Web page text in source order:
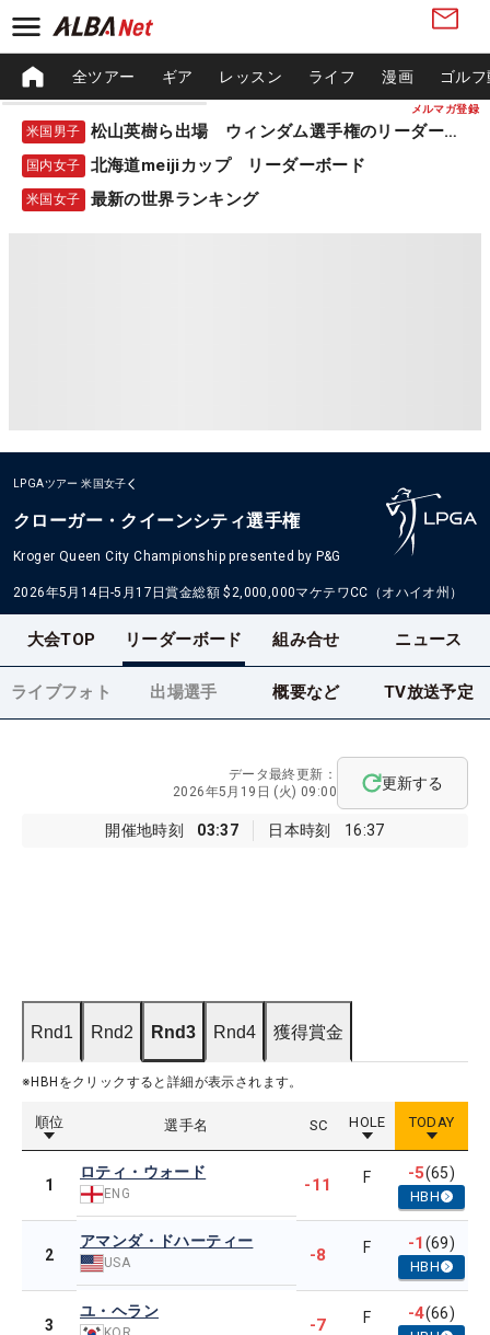
メルマガ登録
全ツアー ギア レッスン ライフ 漫画 ゴル
米国男子 松山英樹ら出場 ウィンダム選手権のリーダーボード
国内女子 北海道meijiカップ リーダーボード
米国女子 最新の世界ランキング
LPGAツアー 米国女子
クローガー・クイーンシティ選手権
Kroger Queen City Championship presented by P&G
2026年5月14日-5月17日賞金総額 $2,000,000マケテワCC（オハイオ州）
大会TOP リーダーボード 組み合せ ニュース
ライブフォト 出場選手 概要など TV放送予定
開催地時刻 03:37 日本時刻 16:37
データ最終更新：
2026年5月19日 (火) 09:00
更新する
Rnd1 Rnd2 Rnd3 Rnd4 獲得賞金
※HBHをクリックすると詳細が表示されます。
順位 選手名 SC HOLE TODAY
1
ロティ・ウォード
ENG -11 F -5(65)
HBH
2
アマンダ・ドハーティー
USA -8 F -1(69)
HBH
3
ユ・ヘラン
-7 F -4(66)